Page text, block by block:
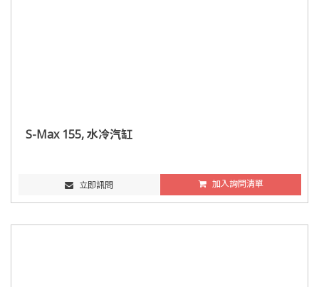
S-Max 155, 水冷汽缸
立即訊問 加入詢問清單